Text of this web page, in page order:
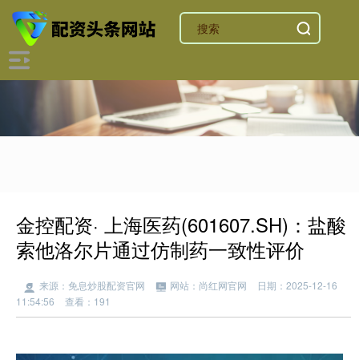
金控配资· 上海医药(601607.SH)：盐酸
索他洛尔片通过仿制药一致性评价
来源：免息炒股配资官网 网站：尚红网官网
日期：2025-12-16
11:54:56
查看：191